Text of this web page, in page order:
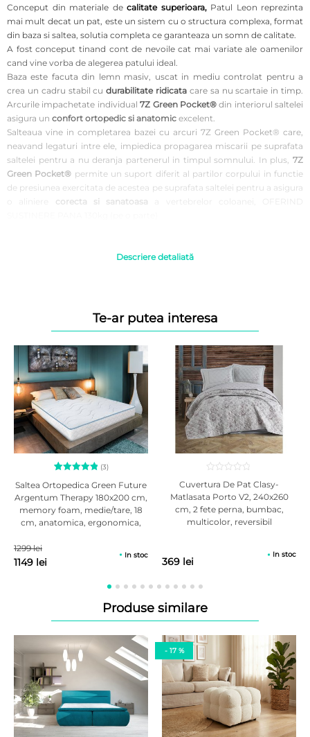
Conceput din materiale de calitate superioara,Patul Leon reprezinta
mai mult decat un pat, este un sistem cu o structura complexa, format
din baza si saltea, solutia completa ce garanteaza un somn de calitate.
A fost conceput tinand cont de nevoile cat mai variate ale oamenilor
cand vine vorba de alegerea patului ideal.
Baza este facuta din lemn masiv, uscat in mediu controlat pentru a
crea un cadru stabil cudurabilitate ridicata care sa nu scartaie in timp.
Arcurile impachetate individual7Z Green Pocket®din interiorul saltelei
asigura un confort ortopedic si anatomic excelent.
Salteaua vine in completarea bazei cu arcuri 7Z Green Pocket® care,
neavand legaturi intre ele, impiedica propagarea miscarii pe suprafata
saltelei pentru a nu deranja partenerul in timpul somnului. In plus, 7Z
Green Pocket® permite un suport diferit al partilor corpului in functie
de presiunea exercitata de acestea pe suprafata saltelei pentru a asigura
corecta si sanatoasa
durerile de spate sau cervicale.
particule de silicon anti-alunecare pentru a garanta o stabilitate
de depozitare, fiind astfel si foarte practic, un argument in plus ce il
transforma in elementul care completeaza perfect orice dormitor.
Fotografiile sunt cu titlu de prezentare. Culoarea poate diferi fata de cea
prezentata la nuanta. Pernele decorative si salteaua de pe pat nu sunt
incluse in oferta noastra. Produsul se livreaza demontat, este insotit de
accesorii si instructiuni de asamblare. Nu asiguram montaj.
Descriere detaliată
Te-ar putea interesa
Evaluat la
5.00din
5 pe baza
a
3
evaluări
de la
clienți
(3)
Saltea Ortopedica Green Future
Argentum Therapy 180x200 cm,
memory foam, medie/tare, 18
cm, anatomica, ergonomica,
1299 lei
1149 lei
In stoc
Cuvertura De Pat Clasy-
Matlasata Porto V2, 240x260
cm, 2 fete perna, bumbac,
multicolor, reversibil
369 lei
In stoc
Produse similare
- 17 %